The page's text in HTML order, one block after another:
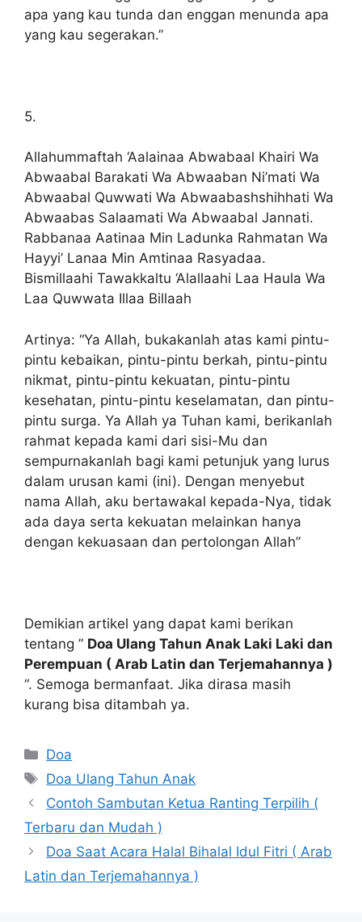
apa yang kau tunda dan enggan menunda apa
yang kau segerakan.”
5.
Allahummaftah ‘Aalainaa Abwabaal Khairi Wa
Abwaabal Barakati Wa Abwaaban Ni’mati Wa
Abwaabal Quwwati Wa Abwaabashshihhati Wa
Abwaabas Salaamati Wa Abwaabal Jannati.
Rabbanaa Aatinaa Min Ladunka Rahmatan Wa
Hayyi’ Lanaa Min Amtinaa Rasyadaa.
Bismillaahi Tawakkaltu ‘Alallaahi Laa Haula Wa
Laa Quwwata Illaa Billaah
Artinya: “Ya Allah, bukakanlah atas kami pintu-
pintu kebaikan, pintu-pintu berkah, pintu-pintu
nikmat, pintu-pintu kekuatan, pintu-pintu
kesehatan, pintu-pintu keselamatan, dan pintu-
pintu surga. Ya Allah ya Tuhan kami, berikanlah
rahmat kepada kami dari sisi-Mu dan
sempurnakanlah bagi kami petunjuk yang lurus
dalam urusan kami (ini). Dengan menyebut
nama Allah, aku bertawakal kepada-Nya, tidak
ada daya serta kekuatan melainkan hanya
dengan kekuasaan dan pertolongan Allah”
Demikian artikel yang dapat kami berikan
tentang ” Doa Ulang Tahun Anak Laki Laki dan
Perempuan ( Arab Latin dan Terjemahannya )
“. Semoga bermanfaat. Jika dirasa masih
kurang bisa ditambah ya.
Kategori
Doa
Tag
Doa Ulang Tahun Anak
Contoh Sambutan Ketua Ranting Terpilih (
Terbaru dan Mudah )
Doa Saat Acara Halal Bihalal Idul Fitri ( Arab
Latin dan Terjemahannya )